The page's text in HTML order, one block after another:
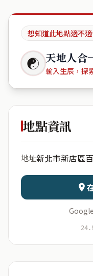
想知道此地點適不
☯ 天地人合
輸入生辰，探
日期
資料
地點資訊
地址新北市新店區